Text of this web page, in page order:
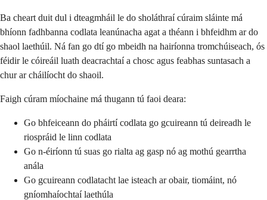
Ba cheart duit dul i dteagmháil le do sholáthraí cúraim sláinte má
bhíonn fadhbanna codlata leanúnacha agat a théann i bhfeidhm ar do
shaol laethúil. Ná fan go dtí go mbeidh na hairíonna tromchúiseach, ós
féidir le cóireáil luath deacrachtaí a chosc agus feabhas suntasach a
chur ar cháilíocht do shaoil.
Faigh cúram míochaine má thugann tú faoi deara:
Go bhfeiceann do pháirtí codlata go gcuireann tú deireadh le
riospráid le linn codlata
Go n-éiríonn tú suas go rialta ag gasp nó ag mothú gearrtha
anála
Go gcuireann codlatacht lae isteach ar obair, tiomáint, nó
gníomhaíochtaí laethúla